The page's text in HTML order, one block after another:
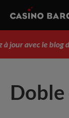
avec le blog du
Doble